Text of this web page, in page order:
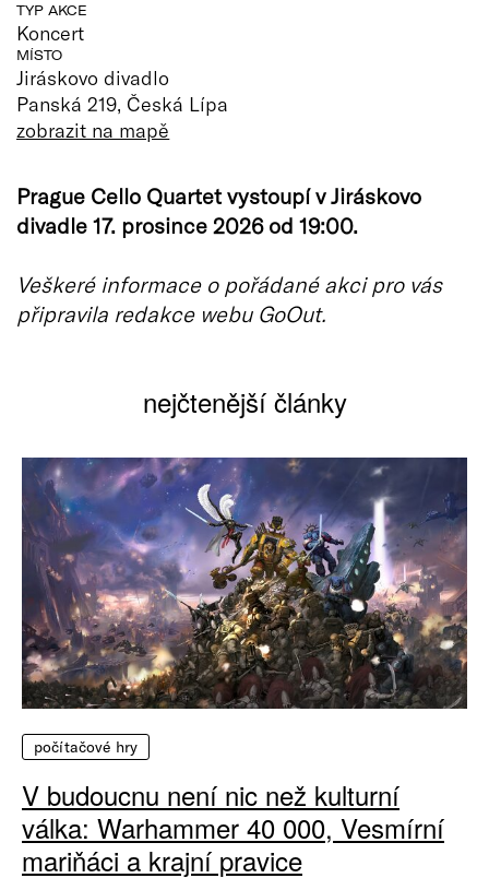
TYP AKCE
Koncert
MÍSTO
Jiráskovo divadlo
Panská 219, Česká Lípa
zobrazit na mapě
Prague Cello Quartet vystoupí v Jiráskovo
divadle 17. prosince 2026 od 19:00.
Veškeré informace o pořádané akci pro vás
připravila redakce webu GoOut.
nejčtenější články
počítačové hry
V budoucnu není nic než kulturní
válka: Warhammer 40 000, Vesmírní
mariňáci a krajní pravice